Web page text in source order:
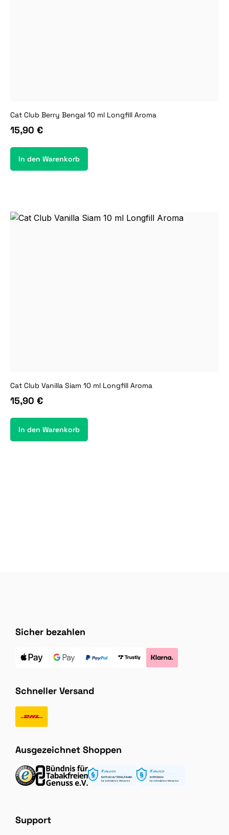
Cat Club Berry Bengal 10 ml Longfill Aroma
15,90 €
In den Warenkorb
Cat Club Vanilla Siam 10 ml Longfill Aroma
15,90 €
In den Warenkorb
Sicher bezahlen
Schneller Versand
Ausgezeichnet Shoppen
Support